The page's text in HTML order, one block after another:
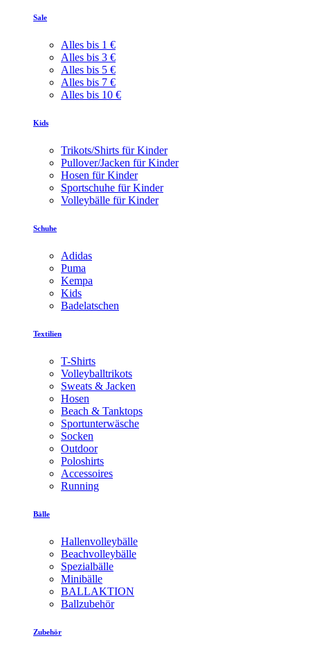
Sale
Alles bis 1 €
Alles bis 3 €
Alles bis 5 €
Alles bis 7 €
Alles bis 10 €
Kids
Trikots/Shirts für Kinder
Pullover/Jacken für Kinder
Hosen für Kinder
Sportschuhe für Kinder
Volleybälle für Kinder
Schuhe
Adidas
Puma
Kempa
Kids
Badelatschen
Textilien
T-Shirts
Volleyballtrikots
Sweats & Jacken
Hosen
Beach & Tanktops
Sportunterwäsche
Socken
Outdoor
Poloshirts
Accessoires
Running
Bälle
Hallenvolleybälle
Beachvolleybälle
Spezialbälle
Minibälle
BALLAKTION
Ballzubehör
Zubehör